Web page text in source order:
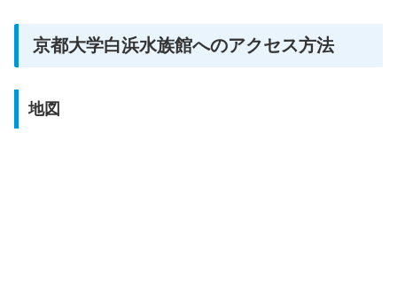
京都大学白浜水族館へのアクセス方法
地図